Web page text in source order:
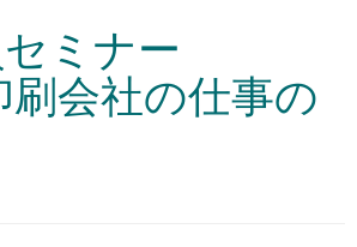
ミナー
会社の仕事の